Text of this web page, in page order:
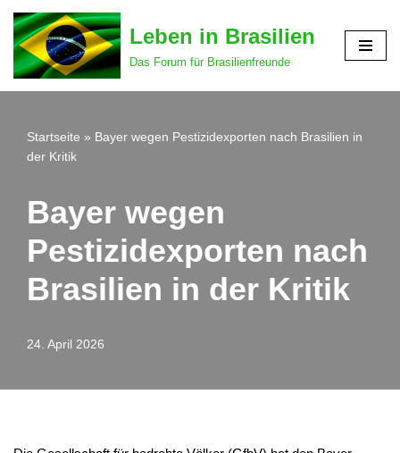
Zum
Inhalt
springen
Leben in Brasilien
Das Forum für Brasilienfreunde
Startseite » Bayer wegen Pestizidexporten nach Brasilien in
der Kritik
Bayer wegen
Pestizidexporten nach
Brasilien in der Kritik
24. April 2026